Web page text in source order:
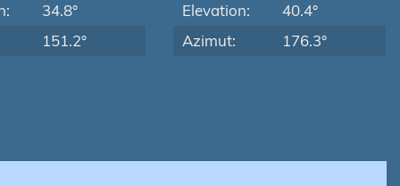
34.8°
151.2°
Elevation:
40.4°
Azimut:
176.3°